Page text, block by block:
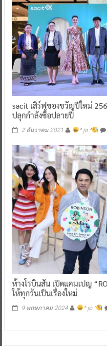
sacit เสิร์ฟของขวัญปีใหม่
ปลุกกำลังซื้อปลายปี
2 ธันวาคม 2021 ^ jo ^
ห้างโรบินสัน เปิดแคมเปญ
ให้ทุกวันเป็นเรื่องใหม่
9 พฤษภาคม 2024 ^ jo ^